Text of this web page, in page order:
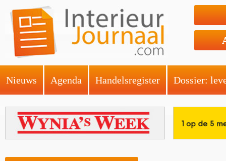
Nieuws Agenda Handelsregister Dossier: